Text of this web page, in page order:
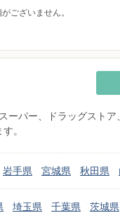
ございません。
ーパー、ドラッグスト
。
岩手県 宮城県 秋田県
埼玉県 千葉県 茨城県